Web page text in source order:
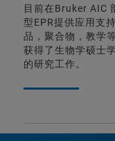
目前在Bruker AIC
型EPR提供应用支
品，聚合物，教学
获得了生物学硕士
的研究工作。